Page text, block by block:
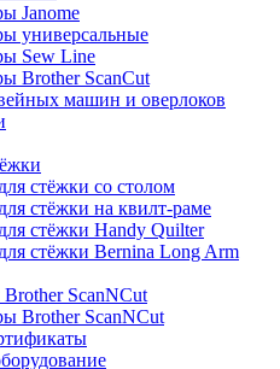
Janome
универсальные
Sew Line
Brother ScanCut
машин и оверлоков
стёжки со столом
стёжки на квилт-раме
стёжки Handy Quilter
стёжки Bernina Long Arm
ScanNCut
Brother ScanNCut